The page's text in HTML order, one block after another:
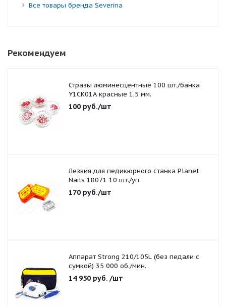
Все товары бренда Severina
Рекомендуем
Стразы люминесцентные 100 шт./банка
Y1CK01A красные 1,5 мм.
100 руб./шт
Лезвия для педикюрного станка Planet
Nails 18071 10 шт./уп.
170 руб./шт
Аппарат Strong 210/105L (без педали с
сумкой) 35 000 об./мин.
14 950 руб. /шт